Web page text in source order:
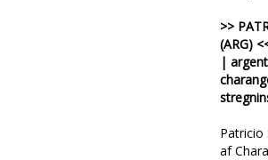
>>
(ARG)
|
Patricio
af